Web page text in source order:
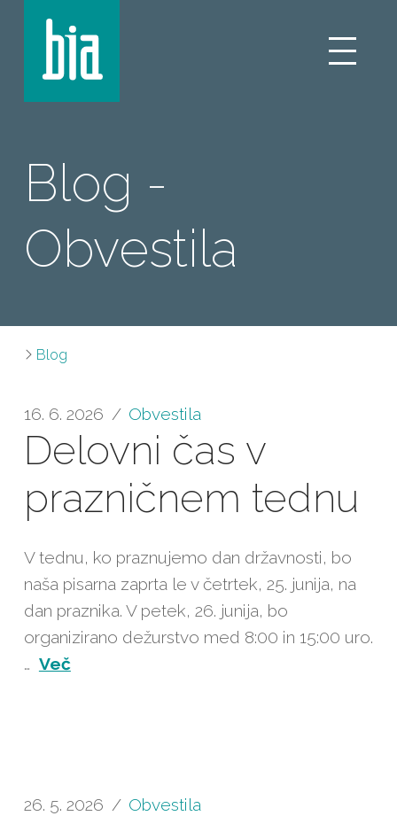
Blog -
Obvestila
Blog
16. 6. 2026 Obvestila
Delovni čas v
prazničnem tednu
V tednu, ko praznujemo dan državnosti, bo
naša pisarna zaprta le v četrtek, 25. junija, na
dan praznika. V petek, 26. junija, bo
organizirano dežurstvo med 8:00 in 15:00 uro.
… Več
26. 5. 2026 Obvestila